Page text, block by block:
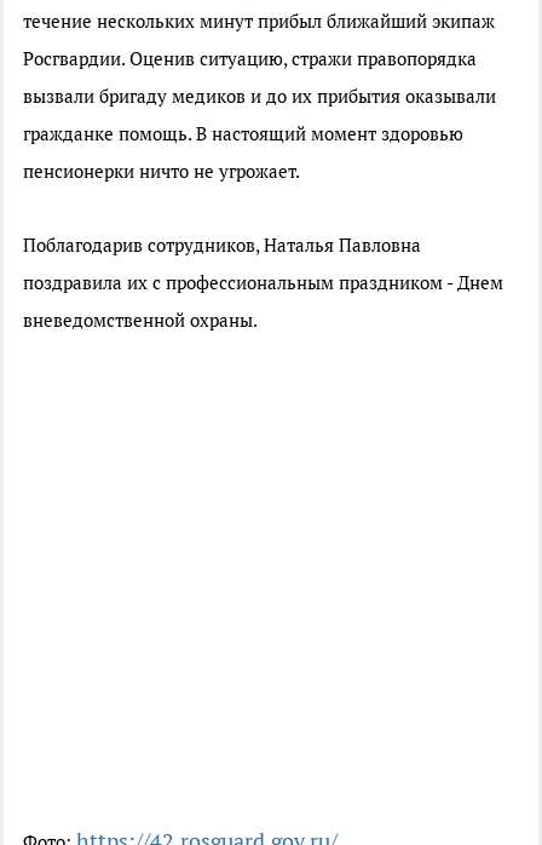
течение нескольких минут прибыл ближайший экипаж
Росгвардии. Оценив ситуацию, стражи правопорядка
вызвали бригаду медиков и до их прибытия оказывали
гражданке помощь. В настоящий момент здоровью
пенсионерки ничто не угрожает.
Поблагодарив сотрудников, Наталья Павловна
поздравила их с профессиональным праздником - Днем
вневедомственной охраны.